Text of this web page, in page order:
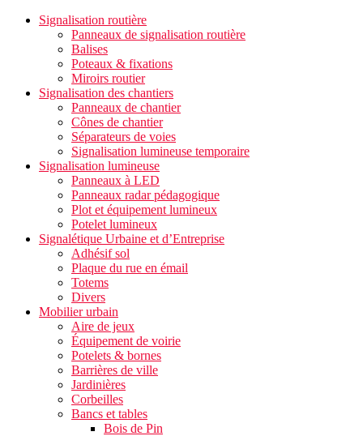
Signalisation routière
Panneaux de signalisation routière
Balises
Poteaux & fixations
Miroirs routier
Signalisation des chantiers
Panneaux de chantier
Cônes de chantier
Séparateurs de voies
Signalisation lumineuse temporaire
Signalisation lumineuse
Panneaux à LED
Panneaux radar pédagogique
Plot et équipement lumineux
Potelet lumineux
Signalétique Urbaine et d’Entreprise
Adhésif sol
Plaque du rue en émail
Totems
Divers
Mobilier urbain
Aire de jeux
Équipement de voirie
Potelets & bornes
Barrières de ville
Jardinières
Corbeilles
Bancs et tables
Bois de Pin